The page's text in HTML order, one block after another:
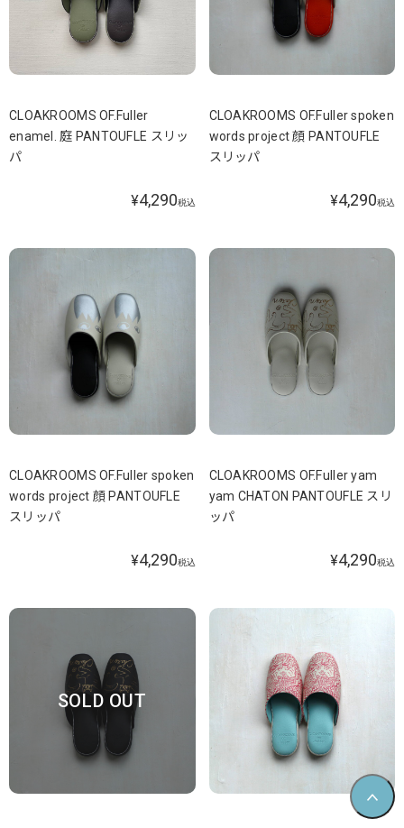
CLOAKROOMS OF.Fuller
enamel. 庭 PANTOUFLE スリッ
パ
¥4,290税込
CLOAKROOMS OF.Fuller spoken
words project 顔 PANTOUFLE
スリッパ
¥4,290税込
CLOAKROOMS OF.Fuller spoken
words project 顔 PANTOUFLE
スリッパ
¥4,290税込
CLOAKROOMS OF.Fuller yam
yam CHATON PANTOUFLE スリ
ッパ
¥4,290税込
SOLD OUT